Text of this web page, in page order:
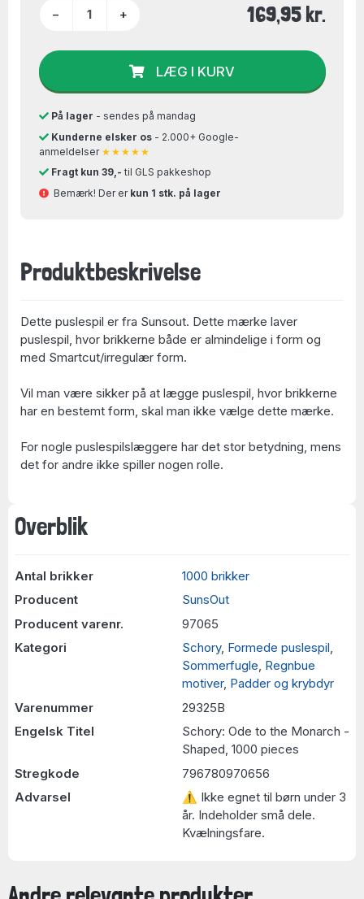
Overblik
Antal brikker
1000 brikker
Producent
SunsOut
Producent varenr.
97065
Kategori
Schory, Formede puslespil,
Sommerfugle, Regnbue
motiver, Padder og krybdyr
Varenummer
29325B
Engelsk Titel
Schory: Ode to the Monarch -
Shaped, 1000 pieces
Stregkode
796780970656
Advarsel
⚠ Ikke egnet til børn under 3
år. Indeholder små dele.
Kvælningsfare.
− + 169,95 kr.
LÆG I KURV
På lager - sendes på mandag
Kunderne elsker os- 2.000+ Google-
anmeldelser ★★★★★
Fragt kun 39,- til GLS pakkeshop
Bemærk! Der er kun 1 stk. på lager
Produktbeskrivelse
Dette puslespil er fra Sunsout. Dette mærke laver
puslespil, hvor brikkerne både er almindelige i form og
med Smartcut/irregulær form.
Vil man være sikker på at lægge puslespil, hvor brikkerne
har en bestemt form, skal man ikke vælge dette mærke.
For nogle puslespilslæggere har det stor betydning, mens
det for andre ikke spiller nogen rolle.